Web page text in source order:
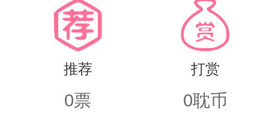
推荐
0票
打赏
0耽币